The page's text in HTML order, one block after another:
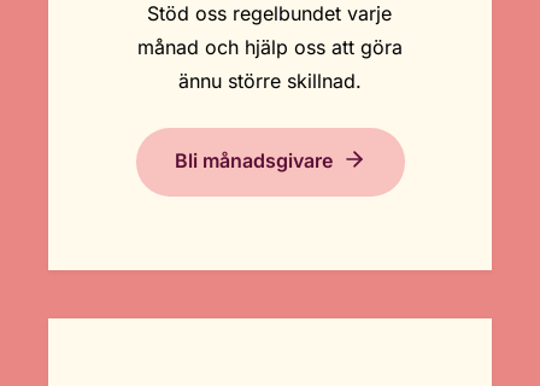
Stöd oss regelbundet varje
månad och hjälp oss att göra
ännu större skillnad.
Bli månadsgivare